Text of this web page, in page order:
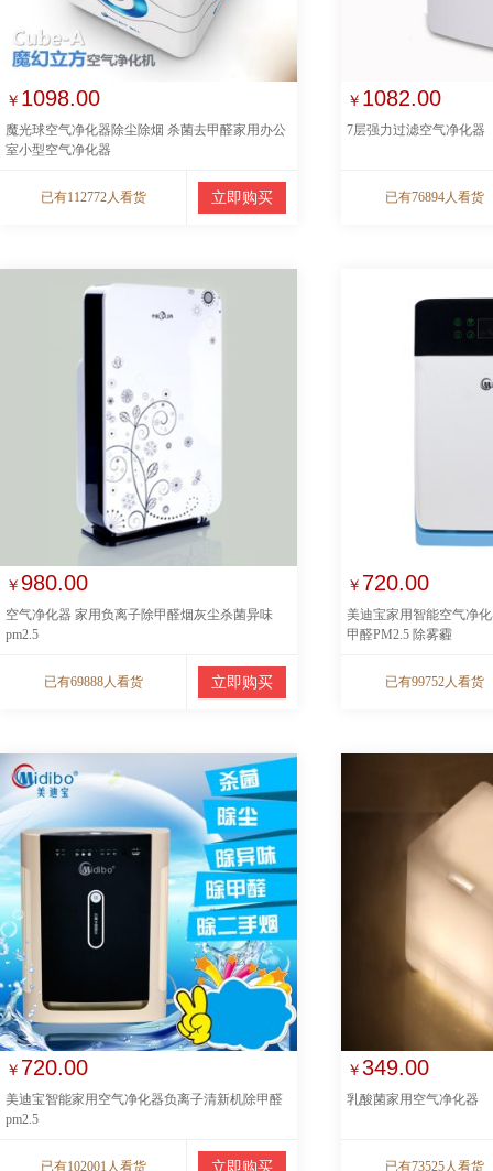
￥ 1098.00
魔光球空气净化器除尘除烟 杀菌去甲醛家用办公
室小型空气净化器
已有112772人看货 立即购买
￥ 1082.00
7层强力过滤空气净化器
已有76894人看货
￥ 980.00
空气净化器 家用负离子除甲醛烟灰尘杀菌异味
pm2.5
已有69888人看货 立即购买
￥ 720.00
美迪宝家用智能空气净
甲醛PM2.5 除雾霾
已有99752人看货
￥ 720.00
美迪宝智能家用空气净化器负离子清新机除甲醛
pm2.5
已有102001人看货 立即购买
￥349.00
乳酸菌家用空气净化器
已有73525人看货